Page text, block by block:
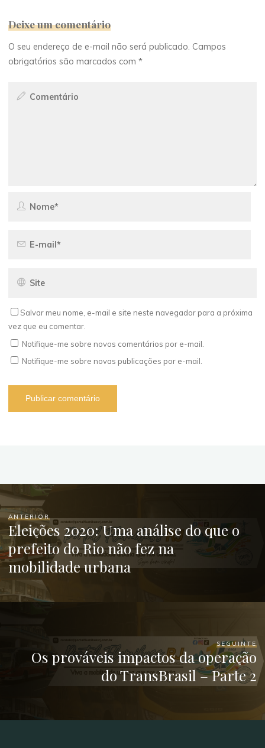
Deixe um comentário
O seu endereço de e-mail não será publicado. Campos
obrigatórios são marcados com*
Salvar meu nome, e-mail e site neste navegador para a próxima
vez que eu comentar.
Notifique-me sobre novos comentários por e-mail.
Notifique-me sobre novas publicações por e-mail.
ANTERIOR
Eleições 2020: Uma análise do que o
prefeito do Rio não fez na
mobilidade urbana
SEGUINTE
Os prováveis impactos da operação
do TransBrasil – Parte 2